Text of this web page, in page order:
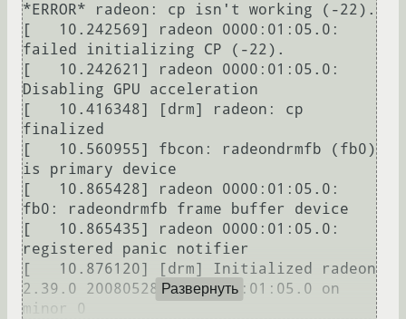
*ERROR* radeon: cp isn't working (-22).
[   10.242569] radeon 0000:01:05.0:
failed initializing CP (-22).
[   10.242621] radeon 0000:01:05.0:
Disabling GPU acceleration
[   10.416348] [drm] radeon: cp
finalized
[   10.560955] fbcon: radeondrmfb (fb0)
is primary device
[   10.865428] radeon 0000:01:05.0:
fb0: radeondrmfb frame buffer device
[   10.865435] radeon 0000:01:05.0:
registered panic notifier
[   10.876120] [drm] Initialized radeon
2.39.0 20080528 for 0000:01:05.0 on
Развернуть